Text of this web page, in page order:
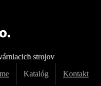
strojov
Katalóg Kontakt